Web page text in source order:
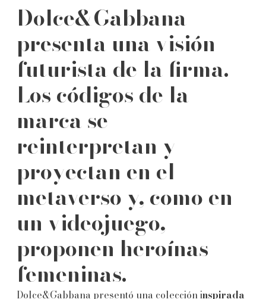
Dolce&Gabbana
presenta una visión
futurista de la firma.
Los códigos de la
marca se
reinterpretan y
proyectan en el
metaverso y, como en
un videojuego,
proponen heroínas
femeninas.
Dolce&Gabbana presentó una colección inspirada